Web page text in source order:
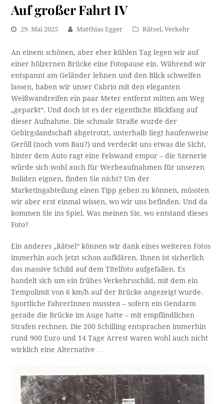
Auf großer Fahrt IV
29. Mai 2025 Matthias Egger Rätsel,Verkehr
An einem schönen, aber eher kühlen Tag legen wir auf
einer hölzernen Brücke eine Fotopause ein. Während wir
entspannt am Geländer lehnen und den Blick schweifen
lassen, haben wir unser Cabrio mit den eleganten
Weißwandreifen ein paar Meter entfernt mitten am Weg
„geparkt“. Und doch ist es der eigentliche Blickfang auf
dieser Aufnahme. Die schmale Straße wurde der
Gebirgslandschaft abgetrotzt, unterhalb liegt haufenweise
Geröll (noch vom Bau?) und verdeckt uns etwas die Sicht,
hinter dem Auto ragt eine Felswand empor – die Szenerie
würde sich wohl auch für Werbeaufnahmen für unseren
Boliden eignen, finden Sie nicht? Um der
Marketingabteilung einen Tipp geben zu können, müssten
wir aber erst einmal wissen, wo wir uns befinden. Und da
kommen Sie ins Spiel. Was meinen Sie, wo entstand dieses
Foto?
Ein anderes „Rätsel“ können wir dank eines weiteren Fotos
immerhin auch jetzt schon aufklären. Ihnen ist sicherlich
das massive Schild auf dem Titelfoto aufgefallen. Es
handelt sich um ein frühes Verkehrsschild, mit dem ein
Tempolimit von 6 km/h auf der Brücke angezeigt wurde.
Sportliche FahrerInnen mussten – sofern ein Gendarm
gerade die Brücke im Auge hatte – mit empflindlichen
Strafen rechnen. Die 200 Schilling entsprachen immerhin
rund 900 Euro und 14 Tage Arrest waren wohl auch nicht
wirklich eine Alternative …